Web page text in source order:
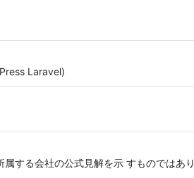
Laravel)
する会社の公式見解を示 すものではあり